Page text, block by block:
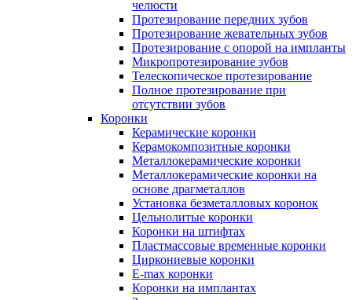
челюсти
Протезирование передних зубов
Протезирование жевательных зубов
Протезирование с опорой на импланты
Микропротезирование зубов
Телескопическое протезирование
Полное протезирование при
отсутствии зубов
Коронки
Керамические коронки
Керамокомпозитные коронки
Металлокерамические коронки
Металлокерамические коронки на
основе драгметаллов
Установка безметалловых коронок
Цельнолитые коронки
Коронки на штифтах
Пластмассовые временные коронки
Циркониевые коронки
E-max коронки
Коронки на имплантах